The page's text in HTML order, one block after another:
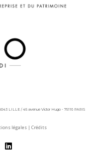
LILLE / 45 avenue Victor Hugo - 75116 PARIS
légales | Crédits